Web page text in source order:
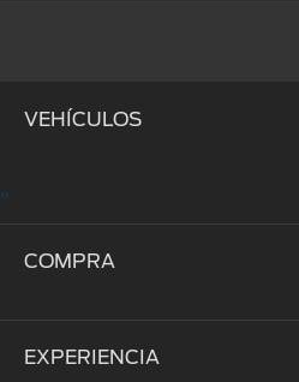
VEHÍCULOS
"
COMPRA
Prueba de Manejo
EXPERIENCIA